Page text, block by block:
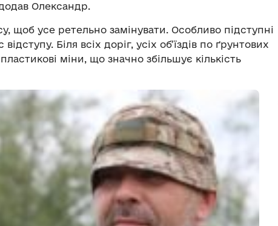
Олександр.
щоб усе ретельно замінувати. Особливо підступні
Біля всіх доріг, усіх об’їздів по ґрунтових
міни, що значно збільшує кількість